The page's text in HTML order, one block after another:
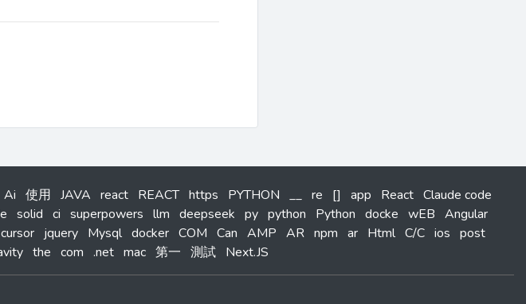
Ai 使用 JAVA react REACT https PYTHON __ re [] app React Claude code
solid ci superpowers llm deepseek py python Python docke wEB Angular
cursor jquery Mysql docker COM Can AMP AR npm ar Html C/C ios post
the com .net mac 第一 測試 Next.JS